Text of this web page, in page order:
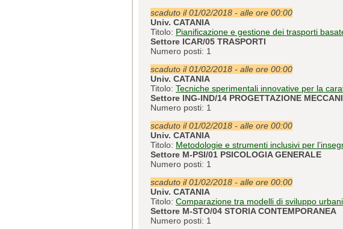
scaduto il 01/02/2018 - alle ore 00:00
Univ. CATANIA
Titolo: Pianificazione e gestione dei trasporti
Settore ICAR/05 TRASPORTI
Numero posti: 1
scaduto il 01/02/2018 - alle ore 00:00
Univ. CATANIA
Titolo: Tecniche sperimentali innovative per la
Settore ING-IND/14 PROGETTAZIONE
Numero posti: 1
scaduto il 01/02/2018 - alle ore 00:00
Univ. CATANIA
Titolo: Metodologie e strumenti inclusivi per
Settore M-PSI/01 PSICOLOGIA GENERALE
Numero posti: 1
scaduto il 01/02/2018 - alle ore 00:00
Univ. CATANIA
Titolo: Comparazione tra modelli di sviluppo
Settore M-STO/04 STORIA CONTEMPORANEA
Numero posti: 1